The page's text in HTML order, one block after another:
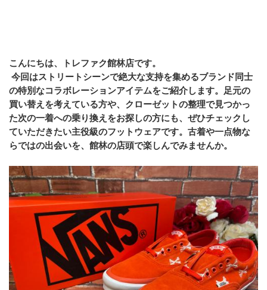
こんにちは、トレファク館林店です。
の特別なコラボレーションアイテムをご紹介します。足元の
買い替えを考えている方や、クローゼットの整理で見つかっ
た次の一着への乗り換えをお探しの方にも、ぜひチェックし
ていただきたい主役級のフットウェアです。古着や一点物な
らではの出会いを、館林の店頭で楽しんでみませんか。